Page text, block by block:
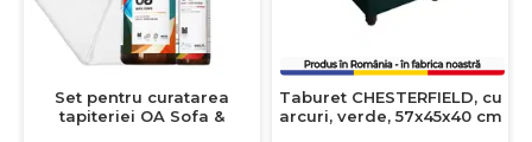
Set pentru curatarea
tapiteriei OA Sofa &
Taburet CHESTERFIELD, cu
arcuri, verde, 57x45x40 cm